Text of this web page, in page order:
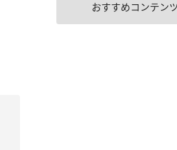
おすすめコンテン